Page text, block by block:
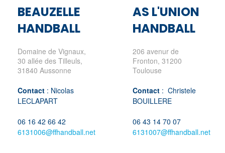
BEAUZELLE
HANDBALL
Domaine de Vignaux,
30 allée des Tilleuls,
31840 Aussonne
Contact : Nicolas
LECLAPART
06 16 42 66 42
6131006@ffhandball.net
AS L'UNION
HANDBALL
206 avenur de
Fronton, 31200
Toulouse
Contact : Christele
BOUILLERE
06 43 14 70 07
6131007@ffhandball.net